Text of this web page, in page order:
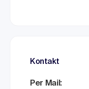
Kontakt
Per Mail: